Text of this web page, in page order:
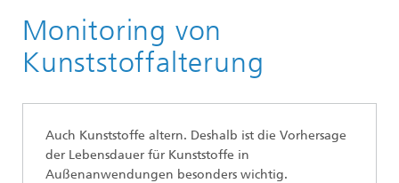
Projekte
Monitoring von
Kunststoffalterung
Auch Kunststoffe altern. Deshalb ist die Vorhersage
der Lebensdauer für Kunststoffe in
Außenanwendungen besonders wichtig.